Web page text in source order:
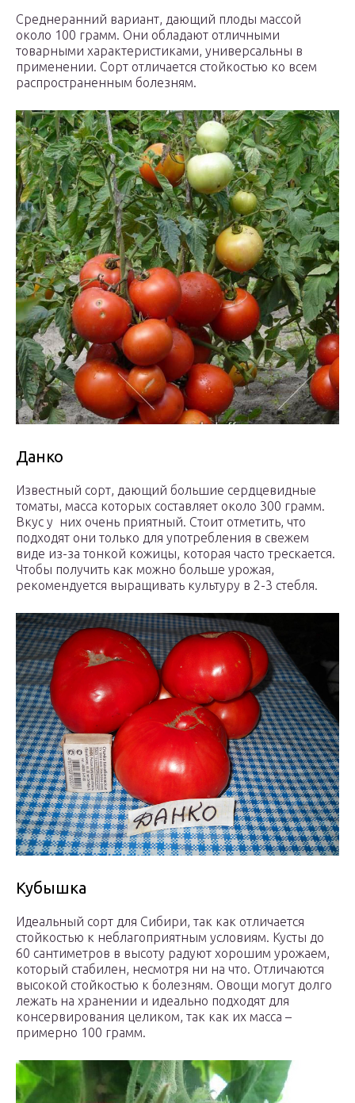
Среднеранний вариант, дающий плоды массой
около 100 грамм. Они обладают отличными
товарными характеристиками, универсальны в
применении. Сорт отличается стойкостью ко всем
распространенным болезням.
Данко
Известный сорт, дающий большие сердцевидные
томаты, масса которых составляет около 300 грамм.
Вкус у них очень приятный. Стоит отметить, что
подходят они только для употребления в свежем
виде из-за тонкой кожицы, которая часто трескается.
Чтобы получить как можно больше урожая,
рекомендуется выращивать культуру в 2-3 стебля.
Кубышка
Идеальный сорт для Сибири, так как отличается
стойкостью к неблагоприятным условиям. Кусты до
60 сантиметров в высоту радуют хорошим урожаем,
который стабилен, несмотря ни на что. Отличаются
высокой стойкостью к болезням. Овощи могут долго
лежать на хранении и идеально подходят для
консервирования целиком, так как их масса –
примерно 100 грамм.